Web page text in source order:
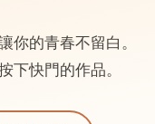
的青春不留白。
下快門的作品。